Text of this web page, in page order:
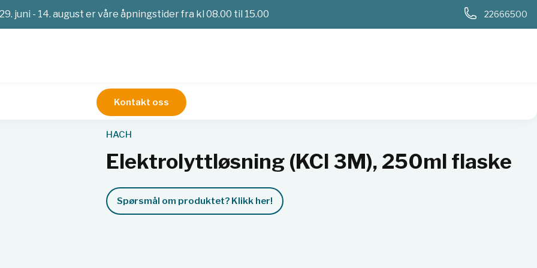
29. juni - 14. august er våre åpningstider fra kl 08.00 til 15.00 22666500
Kontakt oss
pH-meter og multimetere Elektrolyttløsning (KCl 3M), 250ml flaske
HACH
Elektrolyttløsning (KCl 3M), 250ml flaske
Spørsmål om produktet? Klikk her!